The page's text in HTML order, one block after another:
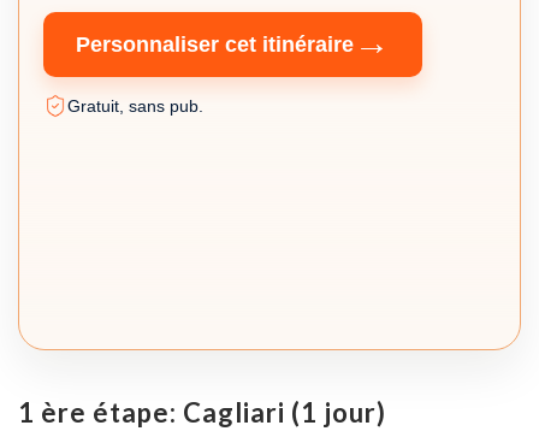
Personnaliser cet itinéraire →
Gratuit, sans pub.
1 ère étape: Cagliari (1 jour)